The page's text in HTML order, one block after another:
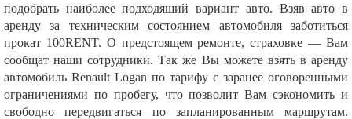
подобрать наиболее подходящий вариант авто. Взяв авто в
аренду за техническим состоянием автомобиля заботиться
прокат 100RENT. О предстоящем ремонте, страховке — Вам
сообщат наши сотрудники. Так же Вы можете взять в аренду
автомобиль Renault Logan по тарифу с заранее оговоренными
ограничениями по пробегу, что позволит Вам сэкономить и
свободно передвигаться по запланированным маршрутам.